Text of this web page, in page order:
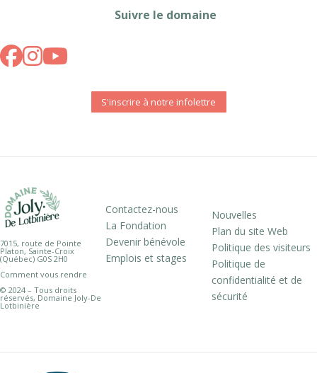
Suivre le domaine
S'inscrire à notre infolettre
7015, route de Pointe
Platon, Sainte-Croix
(Québec) G0S 2H0
Comment vous rendre
© 2024 – Tous droits
réservés, Domaine Joly-De
Lotbinière
Contactez-nous
La Fondation
Devenir bénévole
Emplois et stages
Nouvelles
Plan du site Web
Politique des visiteurs
Politique de
confidentialité et de
sécurité